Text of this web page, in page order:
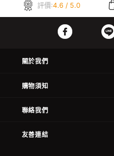
評價:4.6 / 5.0
關於我們
購物須知
聯絡我們
友善連結